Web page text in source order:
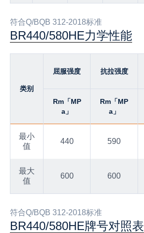
符合Q/BQB 312-2018标准
BR440/580HE力学性能
类别
屈服强度 抗拉强度
Rm「MP
a」
Rm「MP
a」
最小
值
440 590
最大
值
600 600
符合Q/BQB 312-2018标准
BR440/580HE牌号对照表